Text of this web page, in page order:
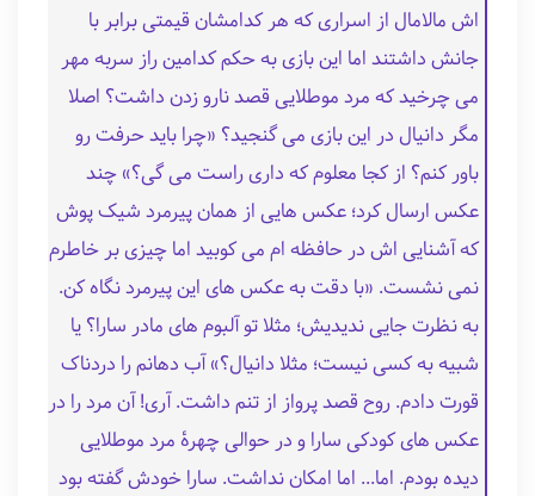
اش مالامال از اسراری که هر کدامشان قیمتی برابر با
جانش داشتند اما این بازی به حکم کدامین راز سربه مهر
می چرخید که مرد موطلایی قصد نارو زدن داشت؟ اصلا
مگر دانیال در این بازی می گنجید؟ «چرا باید حرفت رو
باور کنم؟ از کجا معلوم که داری راست می گی؟» چند
عکس ارسال کرد؛ عکس هایی از همان پیرمرد شیک پوش
که آشنایی اش در حافظه ام می کوبید اما چیزی بر خاطرم
نمی نشست. «با دقت به عکس های این پیرمرد نگاه کن.
به نظرت جایی ندیدیش؛ مثلا تو آلبوم های مادر سارا؟ یا
شبیه به کسی نیست؛ مثلا دانیال؟» آب دهانم را دردناک
قورت دادم. روح قصد پرواز از تنم داشت. آری! آن مرد را در
عکس های کودکی سارا و در حوالی چهرهٔ مرد موطلایی
دیده بودم. اما... اما امکان نداشت. سارا خودش گفته بود